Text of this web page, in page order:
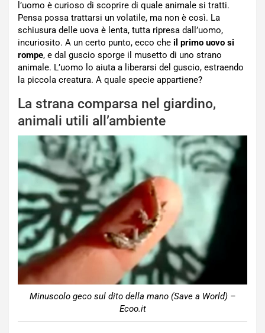
l’uomo è curioso di scoprire di quale animale si tratti.
Pensa possa trattarsi un volatile, ma non è così. La
schiusura delle uova è lenta, tutta ripresa dall’uomo,
incuriosito. A un certo punto, ecco che il primo uovo si
rompe, e dal guscio sporge il musetto di uno strano
animale. L’uomo lo aiuta a liberarsi del guscio, estraendo
la piccola creatura. A quale specie appartiene?
La strana comparsa nel giardino,
animali utili all’ambiente
Minuscolo geco sul dito della mano (Save a World) –
Ecoo.it